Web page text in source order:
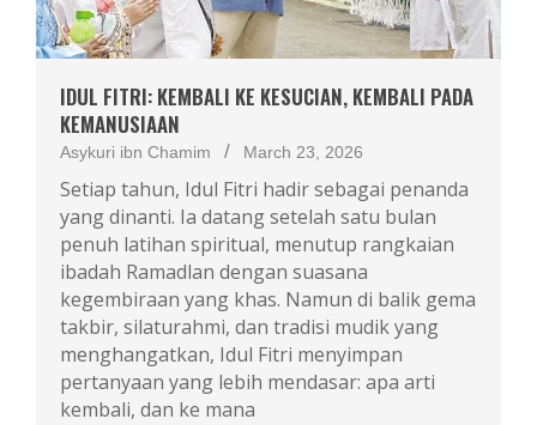
IDUL FITRI: KEMBALI KE KESUCIAN, KEMBALI PADA
KEMANUSIAAN
Asykuri ibn Chamim March 23, 2026
Setiap tahun, Idul Fitri hadir sebagai penanda
yang dinanti. Ia datang setelah satu bulan
penuh latihan spiritual, menutup rangkaian
ibadah Ramadlan dengan suasana
kegembiraan yang khas. Namun di balik gema
takbir, silaturahmi, dan tradisi mudik yang
menghangatkan, Idul Fitri menyimpan
pertanyaan yang lebih mendasar: apa arti
kembali, dan ke mana